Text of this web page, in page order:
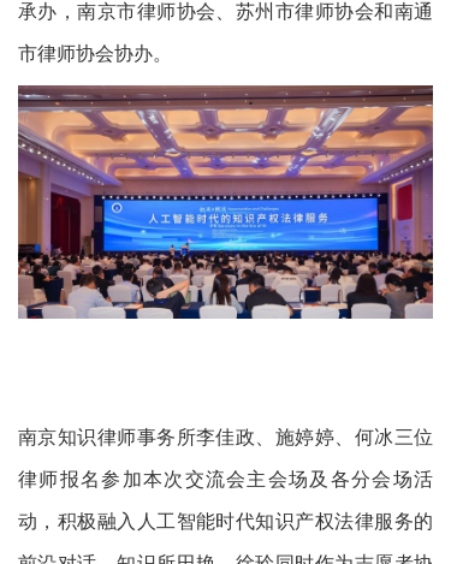
承办，南京市律师协会、苏州市律师协会和南通
市律师协会协办。
南京知识律师事务所李佳政、施婷婷、何冰三位
律师报名参加本次交流会主会场及各分会场活
动，积极融入人工智能时代知识产权法律服务的